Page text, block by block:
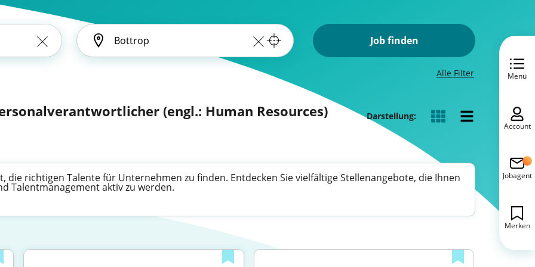
Job finden
Alle Filter
(engl.: Human Resources) Darstellung:
die richtigen Talente für Unternehmen zu finden. Entdecken Sie vielfältige Stellenangebote, die Ihnen
Talentmanagement aktiv zu werden.
Menü
Account
Jobagent
Merken